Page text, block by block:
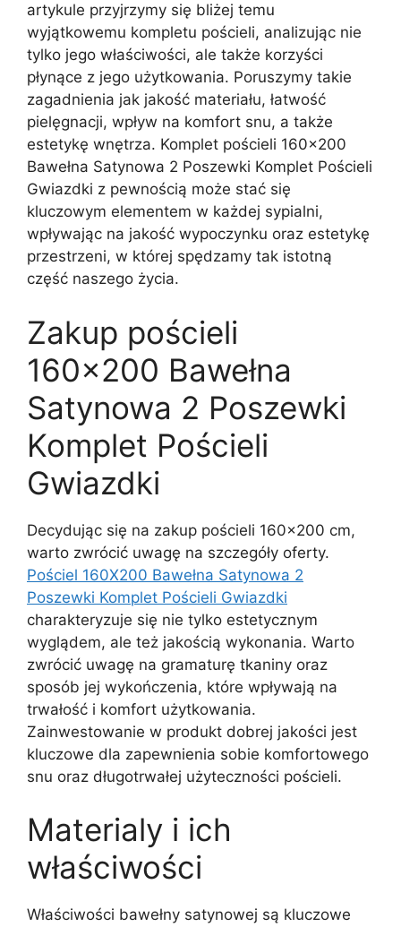
artykule przyjrzymy się bliżej temu
wyjątkowemu kompletu pościeli, analizując nie
tylko jego właściwości, ale także korzyści
płynące z jego użytkowania. Poruszymy takie
zagadnienia jak jakość materiału, łatwość
pielęgnacji, wpływ na komfort snu, a także
estetykę wnętrza. Komplet pościeli 160×200
Bawełna Satynowa 2 Poszewki Komplet Pościeli
Gwiazdki z pewnością może stać się
kluczowym elementem w każdej sypialni,
wpływając na jakość wypoczynku oraz estetykę
przestrzeni, w której spędzamy tak istotną
część naszego życia.
Zakup pościeli
160×200 Bawełna
Satynowa 2 Poszewki
Komplet Pościeli
Gwiazdki
Decydując się na zakup pościeli 160×200 cm,
warto zwrócić uwagę na szczegóły oferty.
Pościel 160X200 Bawełna Satynowa 2
Poszewki Komplet Pościeli Gwiazdki
charakteryzuje się nie tylko estetycznym
wyglądem, ale też jakością wykonania. Warto
zwrócić uwagę na gramaturę tkaniny oraz
sposób jej wykończenia, które wpływają na
trwałość i komfort użytkowania.
Zainwestowanie w produkt dobrej jakości jest
kluczowe dla zapewnienia sobie komfortowego
snu oraz długotrwałej użyteczności pościeli.
Materialy i ich
właściwości
Właściwości bawełny satynowej są kluczowe